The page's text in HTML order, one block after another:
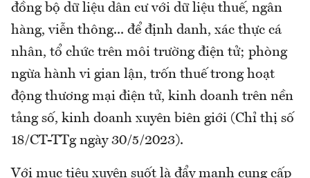
đồng bộ dữ liệu dân cư với dữ liệu thuế, ngân
hàng, viễn thông... để định danh, xác thực cá
nhân, tổ chức trên môi trường điện tử; phòng
ngừa hành vi gian lận, trốn thuế trong hoạt
động thương mại điện tử, kinh doanh trên nền
tảng số, kinh doanh xuyên biên giới (Chỉ thị số
18/CT-TTg ngày 30/5/2023).
Với mục tiêu xuyên suốt là đẩy mạnh cung cấp